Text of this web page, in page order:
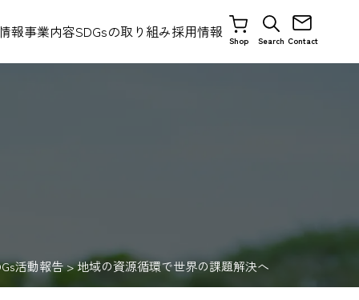
報事業内容SDGsの取り組み採用情報
Shop Search Contact
活動報告>地域の資源循環で世界の課題解決へ